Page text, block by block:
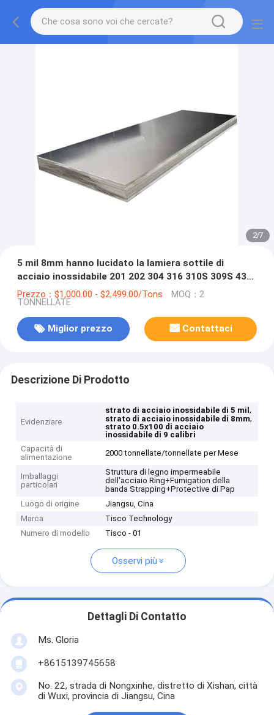
2/7
5 mil 8mm hanno lucidato la lamiera sottile di
acciaio inossidabile 201 202 304 316 310S 309S 430
calibro 2205 9
Prezzo：$1,000.00 - $2,499.00/Tons MOQ：2
TONNELLATE
Miglior prezzo Contattaci
Descrizione Di Prodotto
Evidenziare
strato di acciaio inossidabile di 5 mil,
strato di acciaio inossidabile di 8mm,
strato 0.5x100 di acciaio
inossidabile di 9 calibri
Capacità di
alimentazione
2000 tonnellate/tonnellate per Mese
Imballaggi
particolari
Struttura di legno impermeabile
dell'acciaio Ring+Fumigation della
banda Strapping+Protective di Pap
Luogo di origine
Jiangsu, Cina
Marca
Tisco Technology
Numero di modello
Tisco - 01
Osservi più
Dettagli Di Contatto
Ms. Gloria
+8615139745658
No. 22, strada di Nongxinhe, distretto di Xishan, città
di Wuxi, provincia di Jiangsu, Cina